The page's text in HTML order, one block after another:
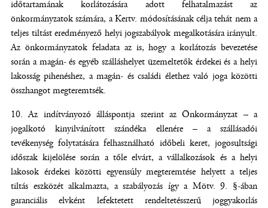
időtartamának korlátozására adott felhatalmazást az
önkormányzatok számára, a Kertv. módosításának célja tehát nem a
teljes tiltást eredményező helyi jogszabályok megalkotására irányult.
Az önkormányzatok feladata az is, hogy a korlátozás bevezetése
során a magán- és egyéb szálláshelyet üzemeltetők érdekei és a helyi
lakosság pihenéshez, a magán- és családi élethez való joga közötti
összhangot megteremtsék.
Az indítványozó álláspontja szerint az Önkormányzat – a
jogalkotó kinyilvánított szándéka ellenére – a szállásadói
tevékenység folytatására felhasználható időbeli keret, jogosultsági
időszak kijelölése során a tőle elvárt, a vállalkozások és a helyi
lakosok érdekei közötti egyensúly megteremtése helyett a teljes
tiltás eszközét alkalmazta, a szabályozás így a Mötv. 9. §-ában
garanciális elvként lefektetett rendeltetésszerű joggyakorlás